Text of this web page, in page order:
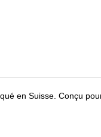
en Suisse. Conçu